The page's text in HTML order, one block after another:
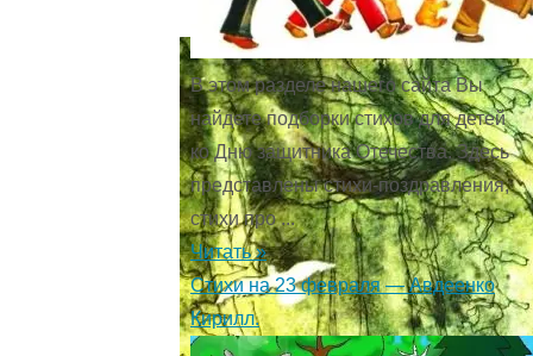
В этом разделе нашего сайта Вы
найдете подборки стихов для детей
ко Дню защитника Отечества. Здесь
представлены стихи-поздравления,
стихи про ...
Читать »
Стихи на 23 февраля — Авдеенко
Кирилл.